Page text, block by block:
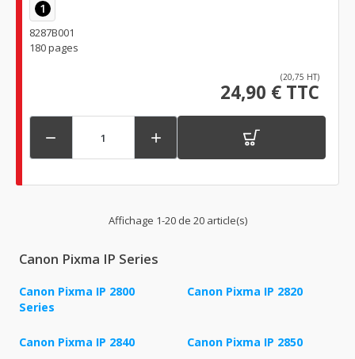
1
8287B001
180 pages
(20,75 HT)
24,90 € TTC
 
Affichage 1-20 de 20 article(s)
Canon Pixma IP Series
Canon Pixma IP 2800
Series
Canon Pixma IP 2820
Canon Pixma IP 2840 Canon Pixma IP 2850